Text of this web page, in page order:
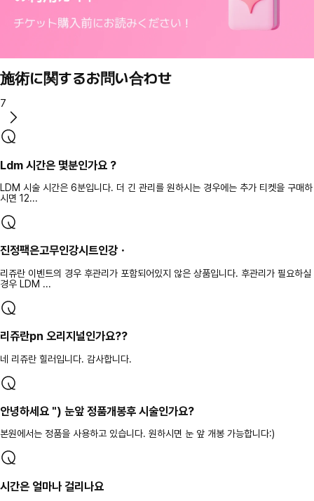
施術に関するお問い合わせ
7
Ldm 시간은 몇분인가요 ?
LDM 시술 시간은 6분입니다. 더 긴 관리를 원하시는 경우에는 추가 티켓을 구매하
시면 12...
진정팩은고무인강시트인강ㆍ
리쥬란 이벤트의 경우 후관리가 포함되어있지 않은 상품입니다. 후관리가 필요하실
경우 LDM ...
리쥬란pn 오리지널인가요??
네 리쥬란 힐러입니다. 감사합니다.
안녕하세요 ") 눈앞 정품개봉후 시술인가요?
본원에서는 정품을 사용하고 있습니다. 원하시면 눈 앞 개봉 가능합니다:)
시간은 얼마나 걸리나요